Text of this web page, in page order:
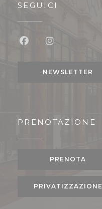
SEGUICI
NEWSLETTER
PRENOTAZIONE
PRENOTA
PRIVATIZZAZIONE